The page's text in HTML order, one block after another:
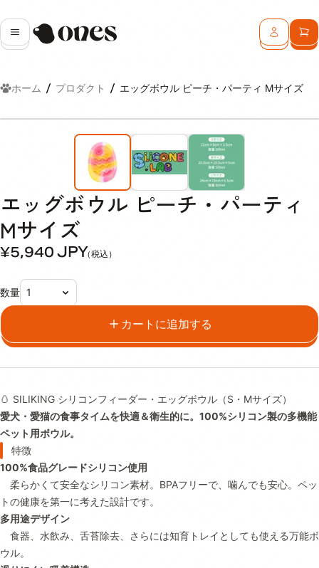
メニューOnes ログインカ
ホーム プロダクト エッグボウル ピーチ・パーティ Mサイズ
エッグボウル ピーチ・パーティ
Mサイズ
¥5,940JPY（税込）
数量
カートに追加する
🥚 SILIKING シリコンフ ィ ーダー・ エッグボウル（S・ Mサイズ）
愛犬・ 愛猫の食事タイムを快適＆衛生的に。 100%シリコン製の多機能
ペット用ボウル。
特徴
100%食品グレードシリコン使用
柔らかく て安全なシリコン素材。 BPAフリーで、 噛んでも安心。 ペッ
トの健康を第一に考え た設計です。
多用途デザイン
食器、 水飲み、 舌苔除去、 さらには知育 トレイ として も使える万能ボ
ウル。